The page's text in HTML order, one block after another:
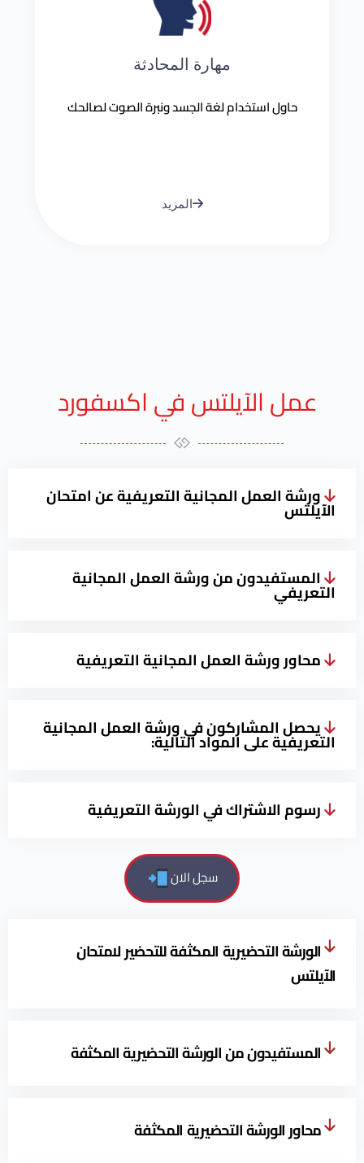
مهارة المحادثة
حاول استخدام لغة الجسد ونبرة الصوت لصالحك
المزيد
عمل الآيلتس في اكسفورد​ ​ ​
ورشة العمل المجانية التعريفية عن امتحان
الآيلتس
المستفيدون من ورشة العمل المجانية
التعريفي
محاور ورشة العمل المجانية التعريفية
يحصل المشاركون في ورشة العمل المجانية
التعريفية على المواد التالية:
رسوم الاشتراك في الورشة التعريفية
سجل الان
الورشة التحضيرية المكثفة للتحضير لامتحان
الآيلتس
المستفيدون من الورشة التحضيرية المكثفة
محاور الورشة التحضيرية المكثفة